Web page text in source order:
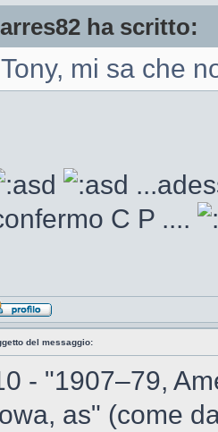
arres82 ha scritto:
Tony, mi sa che
C P ....
del messaggio:
- "1907–79,
as" (come